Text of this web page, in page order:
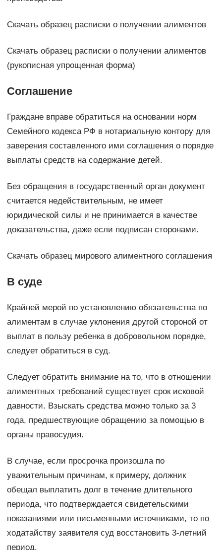
Cкачать образец расписки о получении алиментов
Cкачать образец расписки о получении алиментов
(рукописная упрощенная форма)
Соглашение
Граждане вправе обратиться на основании норм
Семейного кодекса РФ в нотариальную контору для
заверения составленного ими соглашения о порядке
выплаты средств на содержание детей.
Без обращения в государственный орган документ
считается недействительным, не имеет
юридической силы и не принимается в качестве
доказательства, даже если подписан сторонами.
Скачать образец мирового алиментного соглашения
В суде
Крайней мерой по установлению обязательства по
алиментам в случае уклонения другой стороной от
выплат в пользу ребенка в добровольном порядке,
следует обратиться в суд.
Следует обратить внимание на то, что в отношении
алиментных требований существует срок исковой
давности. Взыскать средства можно только за 3
года, предшествующие обращению за помощью в
органы правосудия.
В случае, если просрочка произошла по
уважительным причинам, к примеру, должник
обещал выплатить долг в течение длительного
периода, что подтверждается свидетельскими
показаниями или письменными источниками, то по
ходатайству заявителя суд восстановить 3-летний
период.